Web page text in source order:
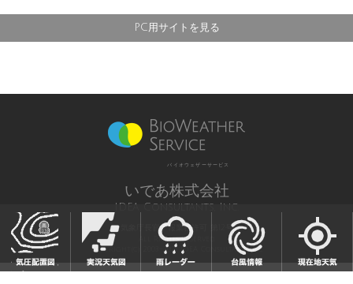
PC用サイトを見る
バイオウェザーサービス
いであ株式会社
IDEA Consultants, Inc.
気象庁長官予報業務許可 第12号
All Rights Reserved,
Copyright(c) 2003-2021 IDEA Consultants,Inc